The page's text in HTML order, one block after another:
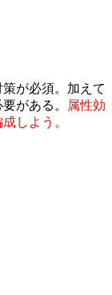
が必須。加えて
がある。
属性効
しよう。